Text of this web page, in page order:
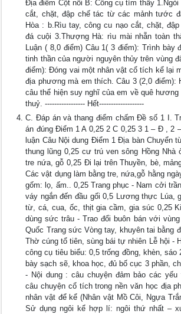
Địa điểm Cột nối B: Công cụ tìm thấy 1.Ngòi
cắt, chặt, đập chế tác từ các mảnh tước
Hòa : b.Rìu tay, công cu nạo cắt, chặt,
đá cuội 3.Thượng Hà: rìu mài nhẵn toàn
Luận ( 8,0 điểm) Câu 1( 3 điểm): Trình bày
tinh thần của người nguyên thủy trên vùng
điểm): Đóng vai một nhân vật cổ tích kể lại
địa phương mà em thích. Câu 3 (2,0 điểm):
câu thể hiện suy nghĩ của em về quê
thuỷ. ----------------- Hết-------------------
C. Đáp án và thang điểm chấm Đề số 1 I.
án đúng Điểm 1 A 0,25 2 C 0,25 3 1 – Đ , 2
luận Câu Nội dung Điểm 1 Địa bàn Chuyển
thung lũng 0,25 cư trú ven sông Hồng Nhà
tre nứa, gỗ 0,25 Đi lại trên Thuyền, bè,
Các vật dụng làm bằng tre, nứa,gỗ hằng
gốm: lọ, ấm.. 0,25 Trang phục - Nam cởi
váy ngắn đến đầu gối 0,5 Lương thực Lúa,
từ, cá, cua, ốc, thịt gia cầm, gia súc 0,25
dùng sức trâu - Trao đổi buôn bán với
Quốc Trang sức Vòng tay, khuyên tai bằng
Thờ cúng tổ tiên, sùng bái tự nhiên Lễ hội -
công cụ tiêu biểu: 0,5 trống đồng, khèn,
bày sạch sẽ, khoa học, đủ bố cục 3 phần,
- Nội dung : câu chuyện đảm bảo các yếu
câu chuyện cổ tích trong nền văn học địa
nhân vật để kể (Nhân vật Mồ Côi, Ngựa
Sử dụng ngôi kể hợp lí: ngôi thứ nhất –